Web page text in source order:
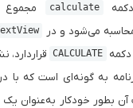
calculate
مجموع
می‌شود و در
CALCULATE
به گونه‌ای است که با
آن بطور خودکار به‌عنوان